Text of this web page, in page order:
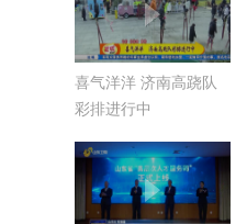
喜气洋洋 济南高跷队
彩排进行中